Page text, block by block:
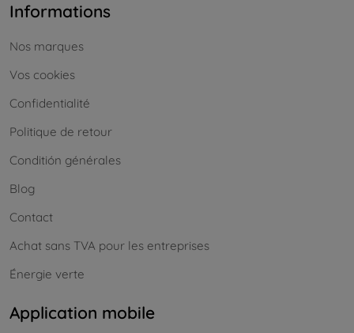
Informations
Nos marques
Vos cookies
Confidentialité
Politique de retour
Conditión générales
Blog
Contact
Achat sans TVA pour les entreprises
Énergie verte
Application mobile